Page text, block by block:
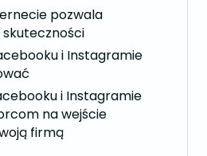
pozwala
skuteczności
i Instagramie
i Instagramie
na wejście
firmą